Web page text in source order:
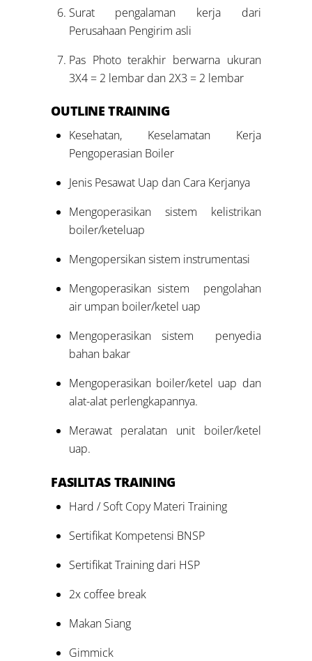
Surat pengalaman kerja dari
Perusahaan Pengirim asli
Pas Photo terakhir berwarna ukuran
3X4 = 2 lembar dan 2X3 = 2 lembar
OUTLINE TRAINING
Kesehatan, Keselamatan Kerja
Pengoperasian Boiler
Jenis Pesawat Uap dan Cara Kerjanya
Mengoperasikan sistem kelistrikan
boiler/keteluap
Mengopersikan sistem instrumentasi
Mengoperasikan sistem pengolahan
air umpan boiler/ketel uap
Mengoperasikan sistem penyedia
bahan bakar
Mengoperasikan boiler/ketel uap dan
alat-alat perlengkapannya.
Merawat peralatan unit boiler/ketel
uap.
FASILITAS TRAINING
Hard / Soft Copy Materi Training
Sertifikat Kompetensi BNSP
Sertifikat Training dari HSP
2x coffee break
Makan Siang
Gimmick